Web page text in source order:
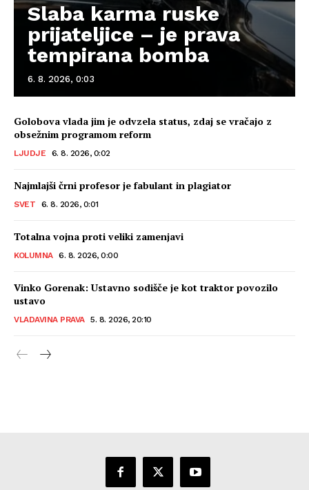
Slaba karma ruske
prijateljice – je prava
tempirana bomba
6. 8. 2026, 0:03
Golobova vlada jim je odvzela status, zdaj se vračajo z
obsežnim programom reform
LJUDJE 6. 8. 2026, 0:02
Najmlajši črni profesor je fabulant in plagiator
SVET 6. 8. 2026, 0:01
Totalna vojna proti veliki zamenjavi
KOLUMNA 6. 8. 2026, 0:00
Vinko Gorenak: Ustavno sodišče je kot traktor povozilo
ustavo
VLADAVINA PRAVA 5. 8. 2026, 20:10